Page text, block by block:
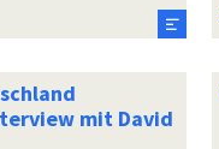
mit David